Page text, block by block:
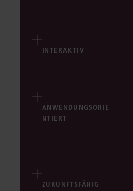
INTERAKTIV
ANWENDUNGSORIE
NTIERT
ZUKUNFTSFÄHIG